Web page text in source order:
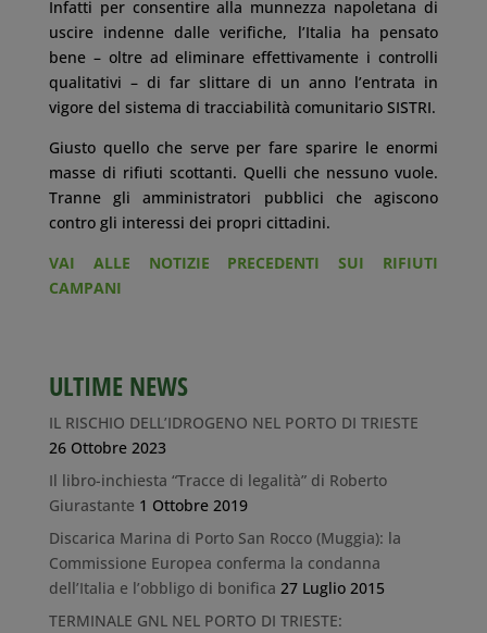
Infatti per consentire alla munnezza napoletana di
uscire indenne dalle verifiche, l’Italia ha pensato
bene – oltre ad eliminare effettivamente i controlli
qualitativi – di far slittare di un anno l’entrata in
vigore del sistema di tracciabilità comunitario SISTRI.
Giusto quello che serve per fare sparire le enormi
masse di rifiuti scottanti. Quelli che nessuno vuole.
Tranne gli amministratori pubblici che agiscono
contro gli interessi dei propri cittadini.
VAI ALLE NOTIZIE PRECEDENTI SUI RIFIUTI
CAMPANI
ULTIME NEWS
IL RISCHIO DELL’IDROGENO NEL PORTO DI TRIESTE
26 Ottobre 2023
Il libro-inchiesta “Tracce di legalità” di Roberto
Giurastante 1 Ottobre 2019
Discarica Marina di Porto San Rocco (Muggia): la
Commissione Europea conferma la condanna
dell’Italia e l’obbligo di bonifica 27 Luglio 2015
TERMINALE GNL NEL PORTO DI TRIESTE: